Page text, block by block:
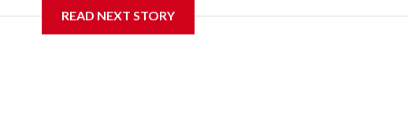
señal de que el mercado laboral estaba “en terapia intensiva”. Otros fueron
económico?Una combinación de ambas, con todas las frustraciones e
de julio no borró la fortaleza subyacente de la economía. El gasto de los
READ NEXT STORY